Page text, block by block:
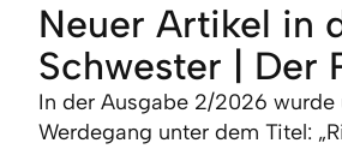
Neuer Artikel in
Schwester | Der
In der Ausgabe 2/2026 wurde
Werdegang unter dem Titel: